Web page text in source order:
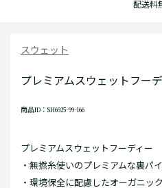
配送料
スウェット
プレミアムスウェットフー
商品ID：SH6925-99-166
プレミアムスウェットフーディー
・無撚糸使いのプレミアムな裏パ
・環境保全に配慮したオーガニッ